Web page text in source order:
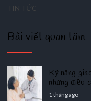
TIN TỨC
Bài viết quan tâm
Kỹ năng
những điều
1 tháng ago